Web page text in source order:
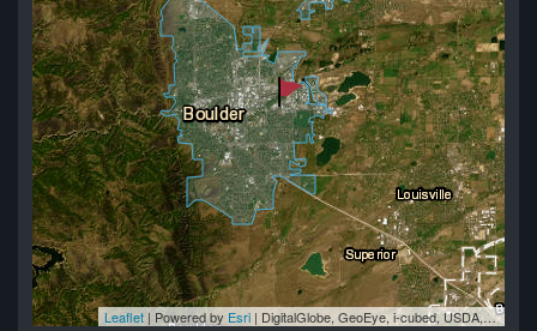
Leaflet | Powered by Esri | DigitalGlobe, GeoEye, i-cubed, USDA, USGS, AEX, Getmapping, Aerogrid, IGN, IGP, swisstopo, and the GIS User Community